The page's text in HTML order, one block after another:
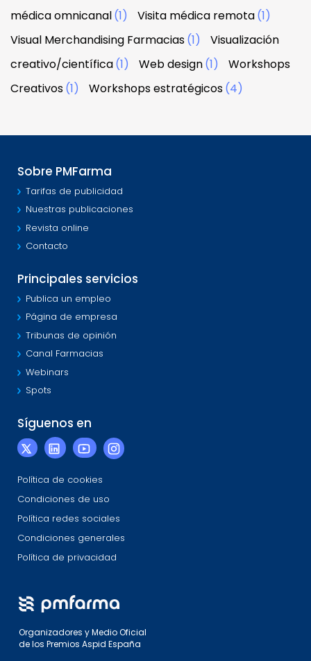
médica omnicanal(1) Visita médica remota(1)
Visual Merchandising Farmacias(1)
Visualización
creativo/científica(1) Web design(1)
Workshops
Creativos(1) Workshops estratégicos(4)
Sobre PMFarma
Tarifas de publicidad
Nuestras publicaciones
Revista online
Contacto
Principales servicios
Publica un empleo
Página de empresa
Tribunas de opinión
Canal Farmacias
Webinars
Spots
Síguenos en
Política de cookies
Condiciones de uso
Política redes sociales
Condiciones generales
Política de privacidad
Organizadores y Medio Oficial
de los Premios Aspid España